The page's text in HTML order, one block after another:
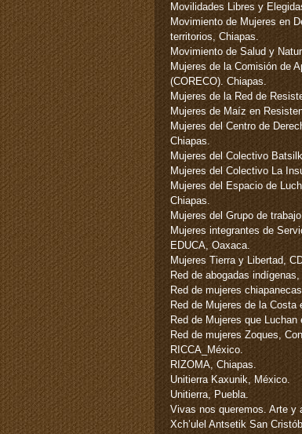
Movilidades Libres y
Movimiento de Mujeres en
territorios, Chiapas.
Movimiento de Salud y
Mujeres de la Comisión de
(CORECO). Chiapas.
Mujeres de la Red de
Mujeres de Maíz en
Mujeres del Centro de
Chiapas.
Mujeres del Colectivo
Mujeres del Colectivo La
Mujeres del Espacio de
Chiapas.
Mujeres del Grupo de
Mujeres integrantes de
EDUCA, Oaxaca.
Mujeres Tierra y Libertad,
Red de abogadas
Red de mujeres
Red de Mujeres de la Costa
Red de Mujeres que
Red de mujeres Zoques,
RICCA_México.
RIZOMA, Chiapas.
Unitierra Kaxunik, México.
Unitierra, Puebla.
Vivas nos queremos. Arte y
Xch’ulel Antsetik San